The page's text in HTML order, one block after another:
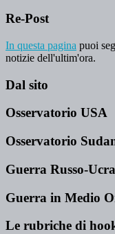
Re-Post
In questa pagina puoi
notizie dell'ultim'ora.
Dal sito
Osservatorio USA
Osservatorio
Guerra Russo-
Guerra in Medio
Le rubriche di